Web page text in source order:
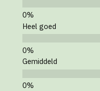
Heel goed
Gemiddeld